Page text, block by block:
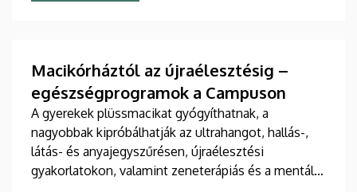
jelent meg tanulmány a világ egyik legrangosabb
szerzője a Debreceni Egyetem egyetemi tanára.
Macikórháztól az újraélesztésig –
egészségprogramok a Campuson
A gyerekek plüssmacikat gyógyíthatnak, a
nagyobbak kipróbálhatják az ultrahangot, hallás-,
látás- és anyajegyszűrésen, újraélesztési
gyakorlatokon, valamint zeneterápiás és a mentális